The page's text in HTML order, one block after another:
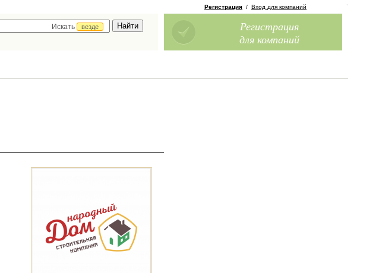
Искать
везде
Регистрация / Вход для компаний
Регистрация
для компаний